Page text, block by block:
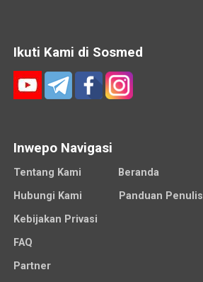
Ikuti Kami di Sosmed
Inwepo Navigasi
Tentang Kami
Beranda
Hubungi Kami
Panduan Penulis
Kebijakan Privasi
FAQ
Partner